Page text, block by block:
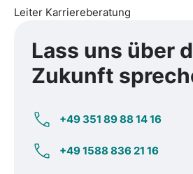
Leiter Karriereberatung
Lass uns über
Zukunft
+49 351 89 88 14 16
+49 1588 836 21 16